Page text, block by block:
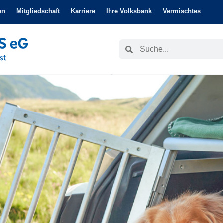
Mitgliedschaft Karriere Ihre Volksbank Vermischtes
SucheSuche